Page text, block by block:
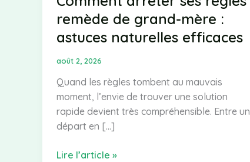
remède de grand-mère :
astuces naturelles efficaces
août 2, 2026
Quand les règles tombent au mauvais
moment, l’envie de trouver une solution
rapide devient très compréhensible. Entre un
départ en […]
Comment
Lire l’article »